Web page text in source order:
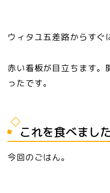
ウィタユ五差路からすぐ
赤い看板が目立ちます。
ったです。
これを食べました
今回のごはん。